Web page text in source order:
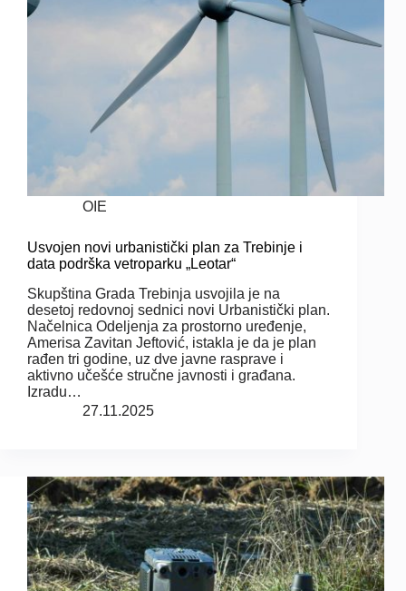
OIE
Usvojen novi urbanistički plan za Trebinje i
data podrška vetroparku „Leotar“
Skupština Grada Trebinja usvojila je na
desetoj redovnoj sednici novi Urbanistički plan.
Načelnica Odeljenja za prostorno uređenje,
Amerisa Zavitan Jeftović, istakla je da je plan
rađen tri godine, uz dve javne rasprave i
aktivno učešće stručne javnosti i građana.
Izradu…
27.11.2025